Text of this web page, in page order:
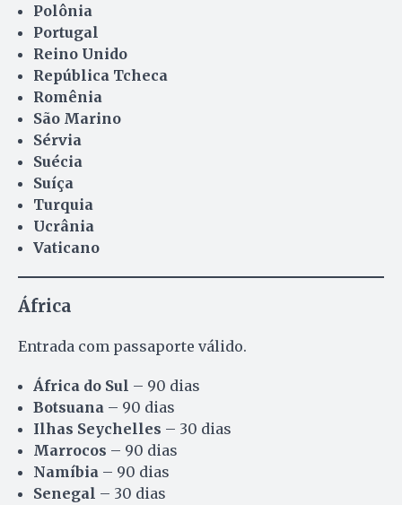
Polônia
Portugal
Reino Unido
República Tcheca
Romênia
São Marino
Sérvia
Suécia
Suíça
Turquia
Ucrânia
Vaticano
África
Entrada com passaporte válido.
África do Sul – 90 dias
Botsuana – 90 dias
Ilhas Seychelles – 30 dias
Marrocos – 90 dias
Namíbia – 90 dias
Senegal – 30 dias